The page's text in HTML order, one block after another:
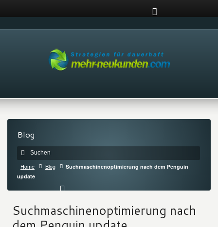
Blog
Home Blog
Suchmaschinenoptimierung nach dem Penguin
update
Suchmaschinenoptimierung nach